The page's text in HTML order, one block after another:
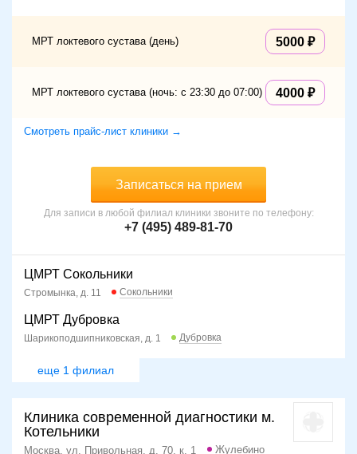
МРТ локтевого сустава (день) 5000
МРТ локтевого сустава (ночь: с 23:30 до 07:00) 4000
Смотреть прайс-лист клиники →
Записаться на прием
Для записи в любой филиал клиники звоните по телефону:
+7 (495) 489-81-70
ЦМРТ Сокольники
Стромынка, д. 11 Сокольники
ЦМРТ Дубровка
Шарикоподшипниковская, д. 1 Дубровка
еще 1 филиал
Клиника современной диагностики м.
Котельники
Москва, ул. Привольная, д. 70, к. 1
Жулебино